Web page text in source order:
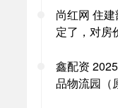
尚红网 住
定了，对房
鑫配资
品物流园（